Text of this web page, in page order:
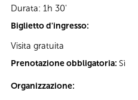
Durata: 1h 30'
Biglietto d'ingresso:
Visita gratuita
Prenotazione obbligatoria: Sì
Organizzazione: